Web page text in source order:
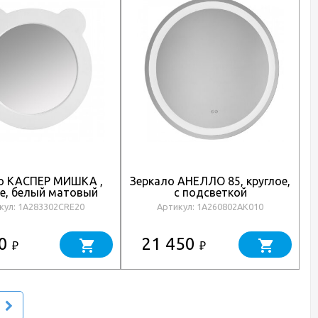
КАСПЕР МИШКА ,
белый матовый
1A283302CRE20
₽
Зеркало АНЕЛЛО 85, круглое,
с подсветкой
Артикул: 1A260802AK010
21 450 ₽